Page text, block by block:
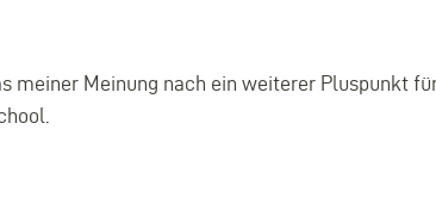
meiner Meinung nach ein weiterer Pluspunkt